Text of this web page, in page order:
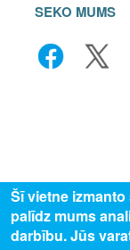
SEKO MUMS
© 2025 Valsts
Šī vietne
palīdz mums
darbību. Jūs